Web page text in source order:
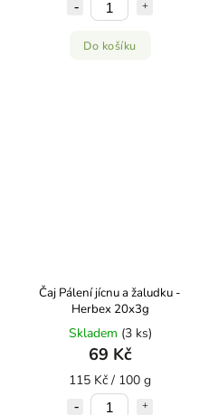
Do košíku
Čaj Pálení jícnu a žaludku -
Herbex 20x3g
Skladem (3 ks)
69 Kč
115 Kč / 100 g